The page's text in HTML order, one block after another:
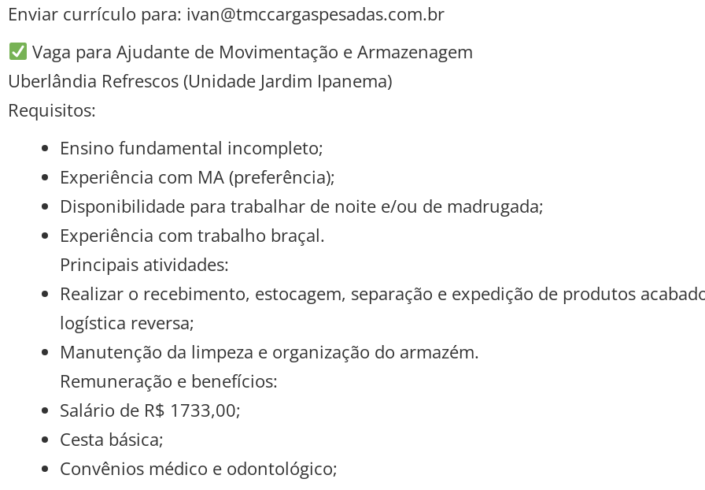
Enviar currículo para: ivan@tmccargaspesadas.com.br
Vaga para Ajudante de Movimentação e Armazenagem
Uberlândia Refrescos (Unidade Jardim Ipanema)
Requisitos:
Ensino fundamental incompleto;
Experiência com MA (preferência);
Disponibilidade para trabalhar de noite e/ou de madrugada;
Experiência com trabalho braçal.
Principais atividades:
Realizar o recebimento, estocagem, separação e expedição de produtos
logística reversa;
Manutenção da limpeza e organização do armazém.
Remuneração e benefícios:
Salário de R$ 1733,00;
Cesta básica;
Convênios médico e odontológico;